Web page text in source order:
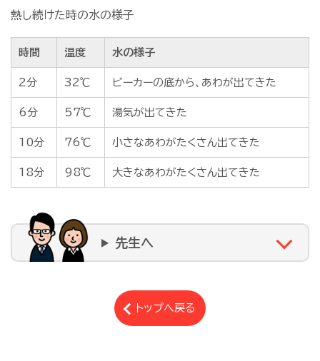
熱し続けた時の水の様子
時間 温度 水の様子
2分 32℃ ビーカーの底から、あわが出てきた
6分 57℃ 湯気が出てきた
10分 76℃ 小さなあわがたくさん出てきた
18分 98℃ 大きなあわがたくさん出てきた
先生へ
トップへ戻る